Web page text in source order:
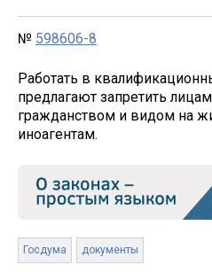
№ 598606-8
Работать в
предлагают запретить
гражданством и видом на
иноагентам.
Госдума документы